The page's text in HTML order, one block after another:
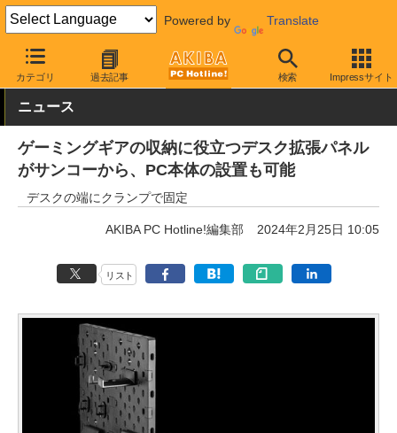
Powered by Translate
カテゴリ 過去記事 検索 Impressサイト
AKIBA PC Hotline! PC周辺機器 ゲーミングチェア・PC用デスク
ニュース
ゲーミングギアの収納に役立つデスク拡張パネル
がサンコーから、PC本体の設置も可能
デスクの端にクランプで固定
AKIBA PC Hotline!編集部 2024年2月25日 10:05
リスト